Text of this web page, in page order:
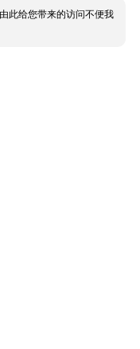
此给您带来的访问不便我